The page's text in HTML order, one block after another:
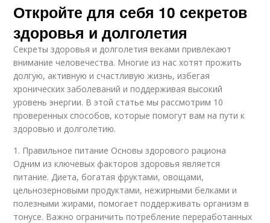
Откройте для себя 10 секретов
здоровья и долголетия
Секреты здоровья и долголетия веками привлекают
внимание человечества. Многие из нас хотят прожить
долгую, активную и счастливую жизнь, избегая
хронических заболеваний и поддерживая высокий
уровень энергии. В этой статье мы рассмотрим 10
проверенных способов, которые помогут вам на пути к
здоровью и долголетию.
1. Правильное питание Основы здорового рациона
Одним из ключевых факторов здоровья является
питание. Диета, богатая фруктами, овощами,
цельнозерновыми продуктами, нежирными белками и
полезными жирами, помогает поддерживать организм в
тонусе. Важно ограничить потребление переработанных